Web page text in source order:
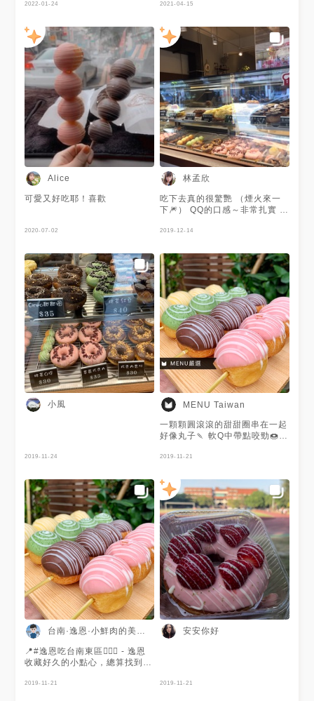
堤 一不小心就會全部都包下來
味 口感跟Mr. DXXXXX比起來
比較不Q 但甜度也低很多 下次
想再來試試看其他口味~❤️ - 🚩
朵莉屋甜甜圈 🚇台南市東區裕
豐街219號 ⏱️
PM12:00~PM19:00 📞06 236
5486 🚫周一 #popdaily
#popyummy #instafoodie
#instagood #instagram
#instadaily #igfood #foodie
#foodporn #tainan
#tainanfood #afternoontea #
相機食先 #台南美食 #台南下午
茶 #甜甜圈 #台南 #跟著胖v一
起吃 #胖v吃台南
2022-01-24 2021-04-15
Alice
可愛又好吃耶！喜歡
2020-07-02
林孟欣
吃下去真的很驚艷 （煙火來一
下🎆） QQ的口感～非常扎實 而
2019-12-14
小風
2019-11-24
MENU Taiwan
一顆顆圓滾滾的甜甜圈串在一起
好像丸子🍡 軟Q中帶點咬勁🍩
來一串趕走厭世感！ 謝謝 @台
美照❤️新加入的美食客👋🏻主要
分享台南美食～～
2019-11-21
台南·逸恩·小鮮肉的美食日記
📍#逸恩吃台南東區💁🏻‍♂️ - 逸恩
收藏好久的小點心，總算找到機
愛吃這種小點心嗎😃 - 🍽#小Q
2019-11-21
安安你好
2019-11-21